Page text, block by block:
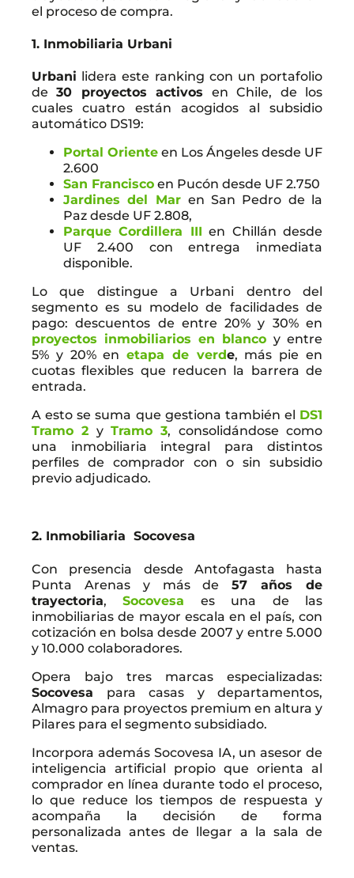
el proceso de compra.
1. Inmobiliaria Urbani
Urbani lidera este ranking con un portafolio
de30 proyectos activos en Chile, de los
cuales cuatro están acogidos al subsidio
automático DS19:
Portal Oriente en Los Ángeles desde UF
2.600
San Francisco en Pucón desde UF 2.750
Jardines del Mar en San Pedro de la
Paz desde UF 2.808,
Parque Cordillera III en Chillán desde
UF 2.400 con entrega inmediata
disponible.
Lo que distingue a Urbani dentro del
segmento es su modelo de facilidades de
pago: descuentos de entre 20% y 30% en
proyectos inmobiliarios en blanco y entre
5% y 20% enetapa de verde, más pie en
cuotas flexibles que reducen la barrera de
entrada.
A esto se suma que gestiona también el DS1
Tramo 2 yTramo 3, consolidándose como
una inmobiliaria integral para distintos
perfiles de comprador con o sin subsidio
previo adjudicado.
2. Inmobiliaria Socovesa
Con presencia desde Antofagasta hasta
Punta Arenas y más de57 años de
trayectoria,Socovesa es una de las
inmobiliarias de mayor escala en el país, con
cotización en bolsa desde 2007 y entre 5.000
y 10.000 colaboradores.
Opera bajo tres marcas especializadas:
Socovesa para casas y departamentos,
Almagro para proyectos premium en altura y
Pilares para el segmento subsidiado.
Incorpora además Socovesa IA, un asesor de
inteligencia artificial propio que orienta al
comprador en línea durante todo el proceso,
lo que reduce los tiempos de respuesta y
acompaña la decisión de forma
personalizada antes de llegar a la sala de
ventas.